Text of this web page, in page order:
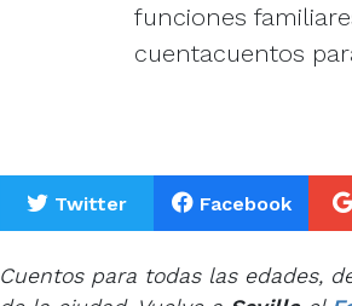
funciones
cuentacuentos
Twitter Facebook
Cuentos para todas las edades,